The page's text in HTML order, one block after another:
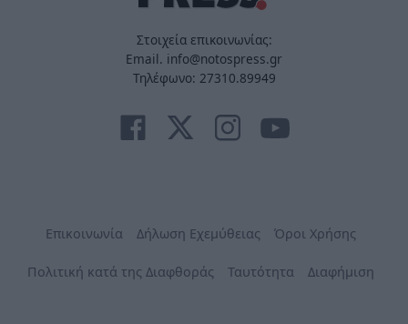
Στοιχεία επικοινωνίας:
Email. info@notospress.gr
Τηλέφωνο: 27310.89949
Επικοινωνία Δήλωση Εχεμύθειας Όροι Χρήσης
Πολιτική κατά της Διαφθοράς Ταυτότητα Διαφήμιση